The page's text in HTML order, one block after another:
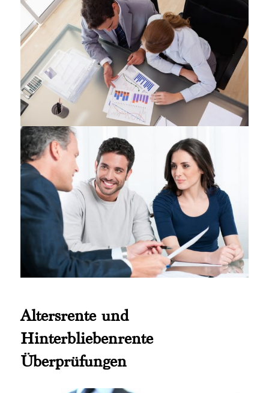
Altersrente und
Hinterbliebenrente
Überprüfungen